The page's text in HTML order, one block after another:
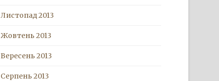
Листопад 2013
Жовтень 2013
Вересень 2013
Серпень 2013